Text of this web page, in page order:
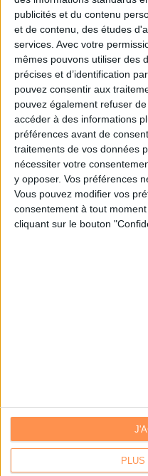
publicités et du contenu
et de contenu, des études
services. Avec votre
mêmes pouvons utiliser des
précises et d’identification
pouvez consentir aux
pouvez également refuser
accéder à des informations
préférences avant de
traitements de vos données
nécessiter votre
y opposer. Vos préférences
Vous pouvez modifier vos
consentement à tout
cliquant sur le bouton
PLUS
Pas
Je m'inscris pour
ou
Je m'inscris
Communiquer avec Archimag|